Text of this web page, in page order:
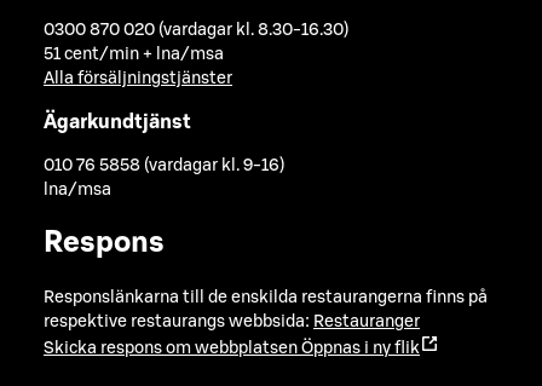
0300 870 020 (vardagar kl. 8.30-16.30)
51 cent/min + lna/msa
Alla försäljningstjänster
Ägarkundtjänst
010 76 5858 (vardagar kl. 9-16)
lna/msa
Respons
Responslänkarna till de enskilda restaurangerna finns på
respektive restaurangs webbsida: Restauranger
Skicka respons om webbplatsen Öppnas i ny flik